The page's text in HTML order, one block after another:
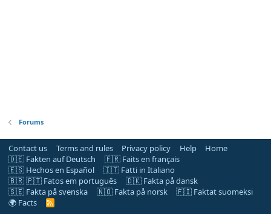
Forums
Contact us Terms and rules Privacy policy Help
Home
🇩🇪 Fakten auf Deutsch
🇫🇷 Faits en français
🇪🇸 Hechos en Español
🇮🇹 Fatti in Italiano
🇧🇷 🇵🇹 Fatos em português
🇩🇰 Fakta på dansk
🇸🇪 Fakta på svenska
🇳🇴 Fakta på norsk
🇫🇮 Faktat suomeksi
🌍 Facts
R